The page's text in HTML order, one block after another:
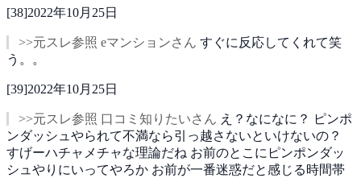
[38]2022年10月25日
>>元スレ参照 eマンションさん すぐに反応してくれて笑
う。。
[39]2022年10月25日
>>元スレ参照 口コミ知りたいさん え？なになに？
ピンポ
ンダッシュやられて不満なら引っ越さないといけないの？
すげーハチャメチャな理論だね お前のとこにピンポンダッ
シュやりにいってやろか お前が一番迷惑だと感じる時間帯